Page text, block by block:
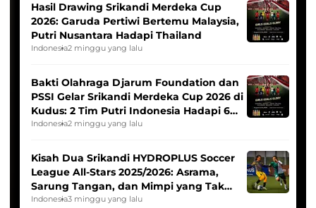
Hasil Drawing Srikandi Merdeka Cup
2026: Garuda Pertiwi Bertemu Malaysia,
Putri Nusantara Hadapi Thailand
Indonesia2 minggu yang lalu
Bakti Olahraga Djarum Foundation dan
PSSI Gelar Srikandi Merdeka Cup 2026 di
Kudus: 2 Tim Putri Indonesia Hadapi 6
Tim Asia
Indonesia2 minggu yang lalu
Kisah Dua Srikandi HYDROPLUS Soccer
League All-Stars 2025/2026: Asrama,
Sarung Tangan, dan Mimpi yang Tak
Pernah Padam
Indonesia3 minggu yang lalu